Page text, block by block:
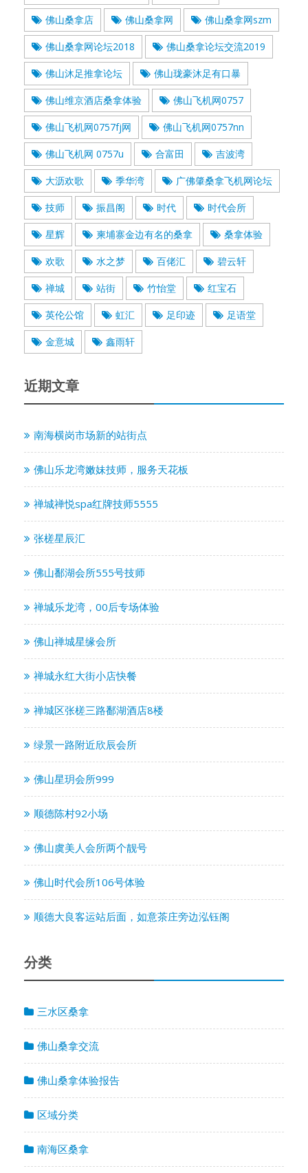
佛山桑拿店 佛山桑拿网 佛山桑拿网szm
佛山桑拿网论坛2018 佛山桑拿论坛交流2019
佛山沐足推拿论坛 佛山珑豪沐足有口暴
佛山维京酒店桑拿体验 佛山飞机网0757
佛山飞机网0757fj网 佛山飞机网0757nn
佛山飞机网 0757u 合富田 吉波湾
大沥欢歌 季华湾 广佛肇桑拿飞机网论坛
技师 振昌阁 时代 时代会所
星辉 柬埔寨金边有名的桑拿 桑拿体验
欢歌 水之梦 百佬汇 碧云轩
禅城 站街 竹怡堂 红宝石
英伦公馆 虹汇 足印迹 足语堂
金意城 鑫雨轩
近期文章
南海横岗市场新的站街点
佛山乐龙湾嫩妹技师，服务天花板
禅城禅悦spa红牌技师5555
张槎星辰汇
佛山鄱湖会所555号技师
禅城乐龙湾，00后专场体验
佛山禅城星缘会所
禅城永红大街小店快餐
禅城区张槎三路鄱湖酒店8楼
绿景一路附近欣辰会所
佛山星玥会所999
顺德陈村92小场
佛山虞美人会所两个靓号
佛山时代会所106号体验
顺德大良客运站后面，如意茶庄旁边泓钰阁
分类
三水区桑拿
佛山桑拿交流
佛山桑拿体验报告
区域分类
南海区桑拿